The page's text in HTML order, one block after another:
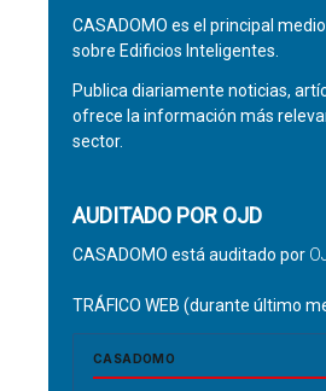
CASADOMO es el principal
sobre Edificios Inteligentes.
Publica diariamente noticias,
ofrece la información más
sector.
AUDITADO POR OJD
CASADOMO está auditado por
TRÁFICO WEB (durante último